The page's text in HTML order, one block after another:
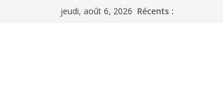
jeudi, août 6, 2026 Récents :